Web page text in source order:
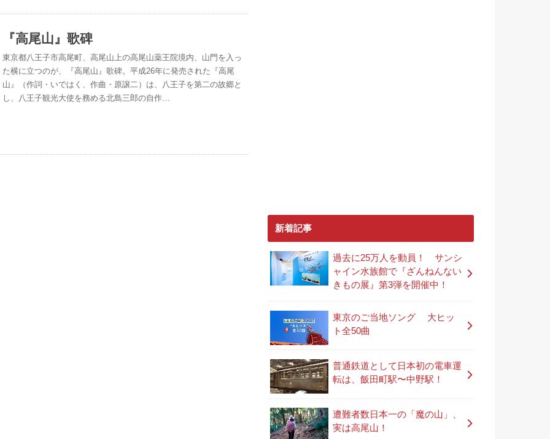
『高尾山』歌碑
東京都八王子市高尾町、高尾山上の高尾山薬王院境内、山門を入っ
た横に立つのが、『高尾山』歌碑。平成26年に発売された『高尾
山』（作詞・いではく、作曲・原譲二）は、八王子を第二の故郷と
し、八王子観光大使を務める北島三郎の自作…
新着記事
過去に25万人を動員！ サンシ
ャイン水族館で『ざんねんない
きもの展』第3弾を開催中！
東京のご当地ソング 大ヒッ
ト全50曲
普通鉄道として日本初の電車運
転は、飯田町駅〜中野駅！
遭難者数日本一の「魔の山」、
実は高尾山！